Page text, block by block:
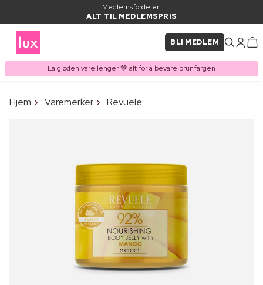
Medlemsfordeler:
ALT TIL MEDLEMSPRIS
BLI MEDLEM
La gløden vare lenger 🤎 alt for å bevare brunfargen
VARE LAGT I
Hjem Varemerker Revuele